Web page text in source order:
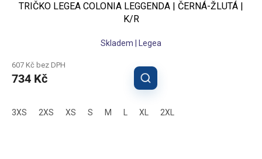
TRIČKO LEGEA COLONIA LEGGENDA | ČERNÁ-ŽLUTÁ |
K/R
Skladem | Legea
607 Kč bez DPH
734 Kč
3XS 2XS XS S M XL 2XL